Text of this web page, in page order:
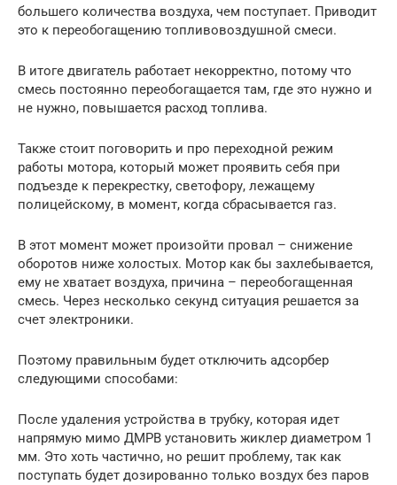
большего количества воздуха, чем поступает. Приводит
это к переобогащению топливовоздушной смеси.
В итоге двигатель работает некорректно, потому что
смесь постоянно переобогащается там, где это нужно и
не нужно, повышается расход топлива.
Также стоит поговорить и про переходной режим
работы мотора, который может проявить себя при
подъезде к перекрестку, светофору, лежащему
полицейскому, в момент, когда сбрасывается газ.
В этот момент может произойти провал – снижение
оборотов ниже холостых. Мотор как бы захлебывается,
ему не хватает воздуха, причина – переобогащенная
смесь. Через несколько секунд ситуация решается за
счет электроники.
Поэтому правильным будет отключить адсорбер
следующими способами:
После удаления устройства в трубку, которая идет
напрямую мимо ДМРВ установить жиклер диаметром 1
мм. Это хоть частично, но решит проблему, так как
поступать будет дозированно только воздух без паров